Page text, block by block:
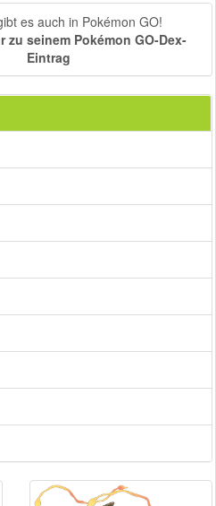
es auch in Pokémon GO!
zu seinem Pokémon GO-Dex-
Eintrag